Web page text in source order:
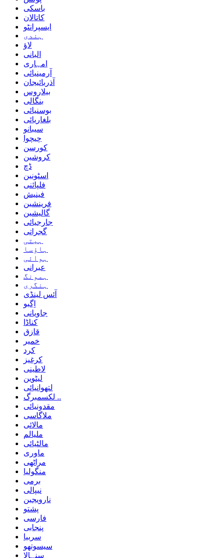
باسکی
کاتالان
ایسپرانٹو
ہندی
لاؤ
البانی
امہاری
آرمینیائی
آذربائیجان
بیلاروس
بنگالی
بوسنیائی
بلغاریائی
سیبانو
چیچوا
کورسن
کروشین
ڈچ
اسٹونین
فلپائنی
فینیش
فرینشین
گالیشین
جارجیائی
گجراتی
ہیتی
ہاؤسا
ہوائی
عبرانی
ہمونگ
ہنگری
آئس لینڈی
اِگبو
جاویانی
کناڈا
قازق
خمیر
کرد
کرغیز
لاطینی
لیٹوین
لتھوانیائی
لکسمبرگ ..
مقدونیائی
ملاگاسی
مالائی
ملیالم
مالٹیائی
ماوری
مراٹھی
منگولیا
برمی
نیپالی
نارویجین
پشتو
فارسی
پنجابی
سربیا
سیسوتھو
سنہالا